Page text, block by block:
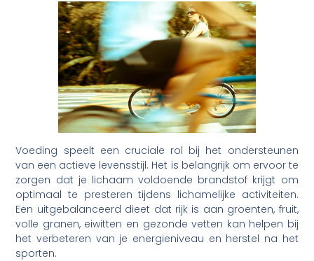
Voeding speelt een cruciale rol bij het ondersteunen
van een actieve levensstijl. Het is belangrijk om ervoor te
zorgen dat je lichaam voldoende brandstof krijgt om
optimaal te presteren tijdens lichamelijke activiteiten.
Een uitgebalanceerd dieet dat rijk is aan groenten, fruit,
volle granen, eiwitten en gezonde vetten kan helpen bij
het verbeteren van je energieniveau en herstel na het
sporten.